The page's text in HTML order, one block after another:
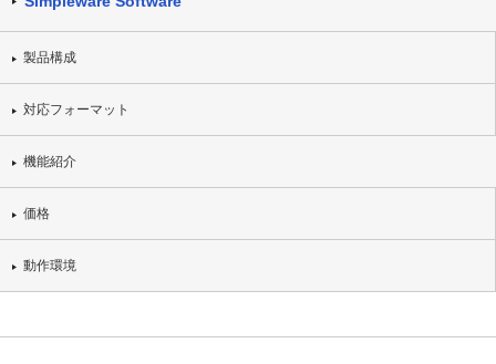
製品構成
対応フォーマット
機能紹介
価格
動作環境